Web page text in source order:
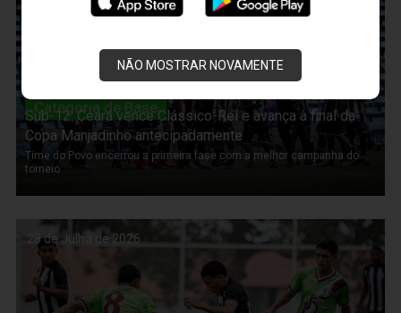
NÃO MOSTRAR NOVAMENTE
Categoria de Base
Sub-12: Ceará vence Clássico-Rei e avança à final da
Copa Manjadinho antecipadamente
Time do Povo encerrou a primeira fase com a melhor campanha do
torneio
28 de Julho de 2026